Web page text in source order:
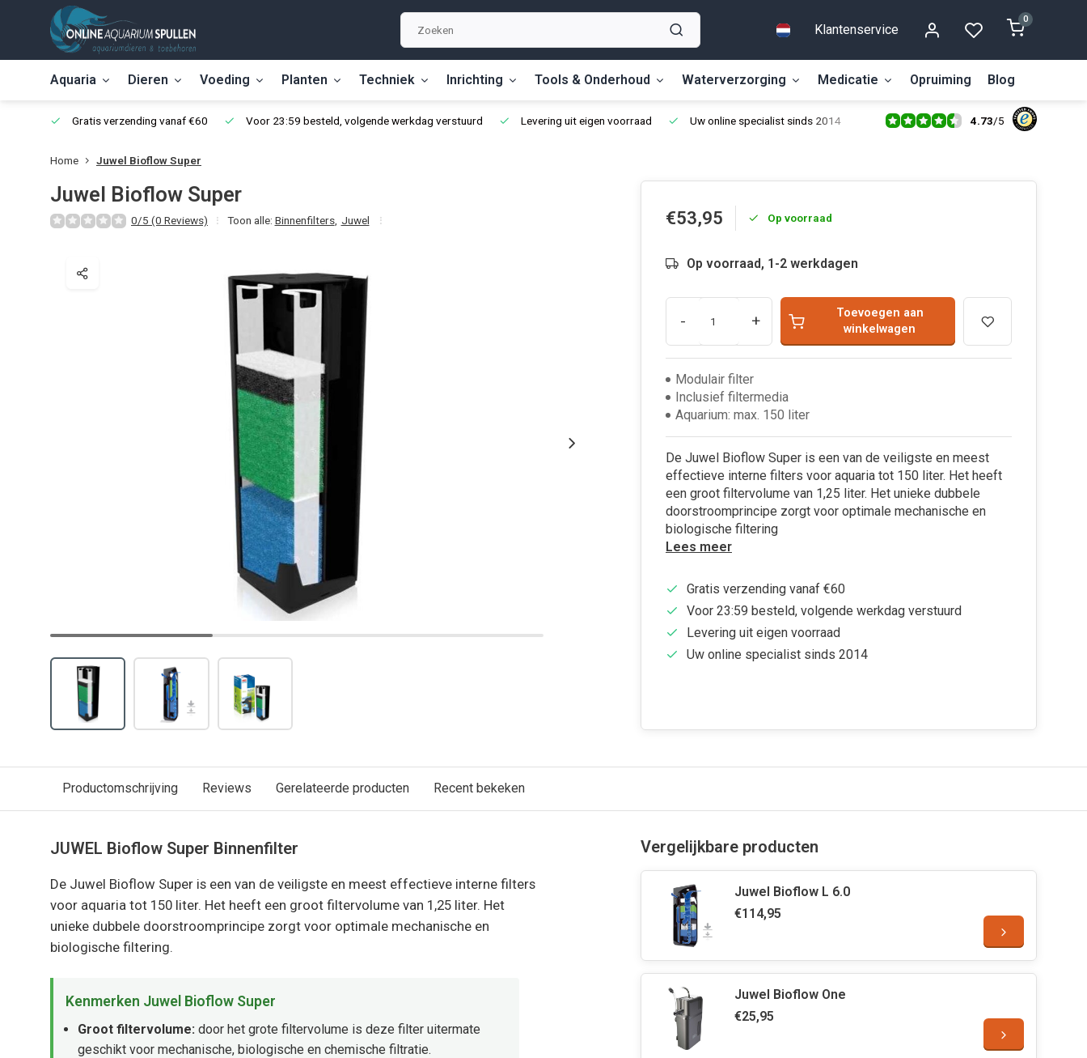
Klantenservice
0
Aquaria Dieren Voeding Planten Techniek Inrichting Tools & Onderhoud Waterverzorging Medicatie Opruiming Blog
Gratis verzending vanaf €60 Voor 23:59 besteld, volgende werkdag verstuurd Levering uit eigen voorraad Uw online specialist sinds 2014 4.73/5
Home Juwel Bioflow Super
Juwel Bioflow Super
0/5 (0 Reviews) Toon alle: Binnenfilters, Juwel €53,95 Op voorraad
Op voorraad, 1-2 werkdagen
- +
Toevoegen aan
winkelwagen
Modulair filter
Inclusief filtermedia
Aquarium: max. 150 liter
De Juwel Bioflow Super is een van de veiligste en meest
effectieve interne filters voor aquaria tot 150 liter. Het heeft
een groot filtervolume van 1,25 liter. Het unieke dubbele
doorstroomprincipe zorgt voor optimale mechanische en
biologische filtering
Lees meer
Gratis verzending vanaf €60
Voor 23:59 besteld, volgende werkdag verstuurd
Levering uit eigen voorraad
Uw online specialist sinds 2014
Productomschrijving Reviews Gerelateerde producten Recent bekeken
JUWEL Bioflow Super Binnenfilter
De Juwel Bioflow Super is een van de veiligste en meest effectieve interne filters
voor aquaria tot 150 liter. Het heeft een groot filtervolume van 1,25 liter. Het
unieke dubbele doorstroomprincipe zorgt voor optimale mechanische en
biologische filtering.
Kenmerken Juwel Bioflow Super
Groot filtervolume: door het grote filtervolume is deze filter uitermate
geschikt voor mechanische, biologische en chemische filtratie.
Vergelijkbare producten
Juwel Bioflow L 6.0
€114,95
Juwel Bioflow One
€25,95